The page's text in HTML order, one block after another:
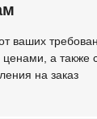
ваших
а также
на заказ